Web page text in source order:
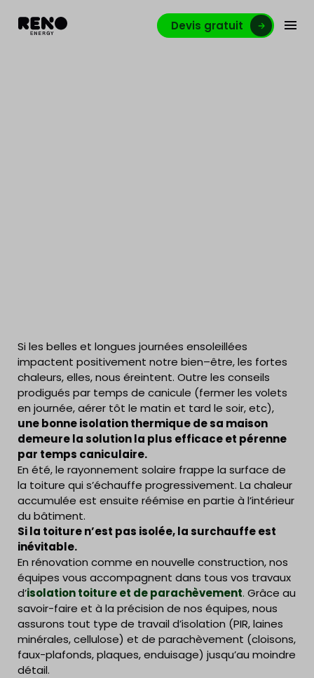
Devis gratuit
Si les belles et longues journées ensoleillées
impactent positivement notre bien–être, les fortes
chaleurs, elles, nous éreintent. Outre les conseils
prodigués par temps de canicule (fermer les volets
en journée, aérer tôt le matin et tard le soir, etc),
une bonne isolation thermique de sa maison
demeure la solution la plus efficace et pérenne
par temps caniculaire.
En été, le rayonnement solaire frappe la surface de
la toiture qui s’échauffe progressivement. La chaleur
accumulée est ensuite réémise en partie à l’intérieur
du bâtiment.
Si la toiture n’est pas isolée, la surchauffe est
inévitable.
En rénovation comme en nouvelle construction, nos
équipes vous accompagnent dans tous vos travaux
d’isolation toiture et de parachèvement. Grâce au
savoir-faire et à la précision de nos équipes, nous
assurons tout type de travail d’isolation (PIR, laines
minérales, cellulose) et de parachèvement (cloisons,
faux-plafonds, plaques, enduisage) jusqu’au moindre
détail.